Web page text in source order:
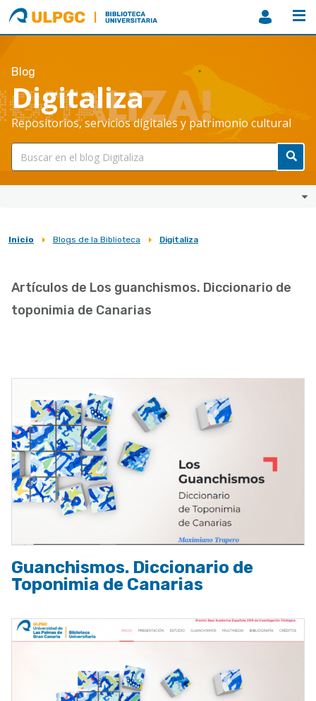
ULPGC
Biblioteca
ULPGC
Blog
Digitaliza
Repositorios, servicios digitales y patrimonio cultural
Sobrescribir
de
ayuda
navegación
Inicio Blogs de la Biblioteca Digitaliza
Artículos de Los guanchismos. Diccionario de
toponimia de Canarias
Guanchismos. Diccionario de
Toponimia de Canarias